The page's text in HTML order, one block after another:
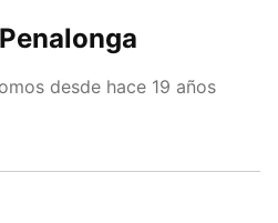
desde hace 19 años